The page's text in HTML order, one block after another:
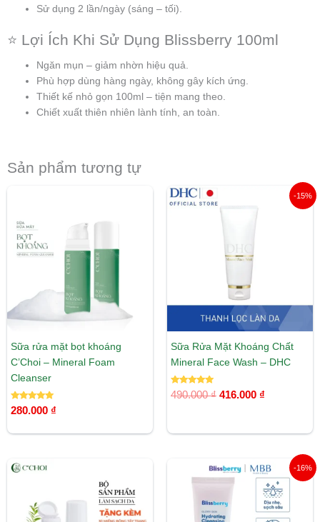
Sử dụng 2 lần/ngày (sáng – tối).
⭐ Lợi Ích Khi Sử Dụng Blissberry 100ml
Ngăn mụn – giảm nhờn hiệu quả.
Phù hợp dùng hàng ngày, không gây kích ứng.
Thiết kế nhỏ gọn 100ml – tiện mang theo.
Chiết xuất thiên nhiên lành tính, an toàn.
Sản phẩm tương tự
Sữa rửa mặt bọt khoáng
C’Choi – Mineral Foam
Cleanser
Được xếp
hạng
280.000 ₫
-15%
Sữa Rửa Mặt Khoáng Chất
Mineral Face Wash – DHC
Được xếp
hạng
490.000₫
là:
416.000 ₫
-16%
Giá
gốc
165.000 ₫.
Giá
hiện
tại
là:
139.000 ₫.